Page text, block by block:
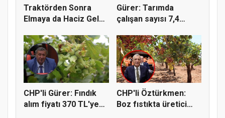
Traktörden Sonra
Elmaya da Haciz Geldi!
Gürer: Tarımda
çalışan sayısı 7,4
CHP'li Gürer: Fındık
alım fiyatı 370 TL'ye
CHP'li Öztürkmen:
Boz fıstıkta üretici